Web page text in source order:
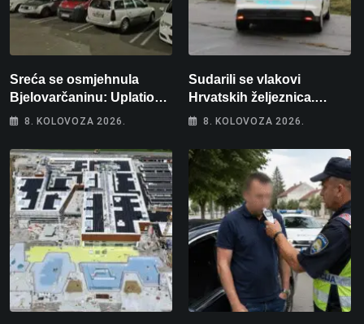
Sreća se osmjehnula
Bjelovarčaninu: Uplatio
samo 4 eura, a osvojio
8. KOLOVOZA 2026.
Sudarili se vlakovi
Hrvatskih željeznica.
Šestero osoba teško
intenzivnoj
8. KOLOVOZA 2026.